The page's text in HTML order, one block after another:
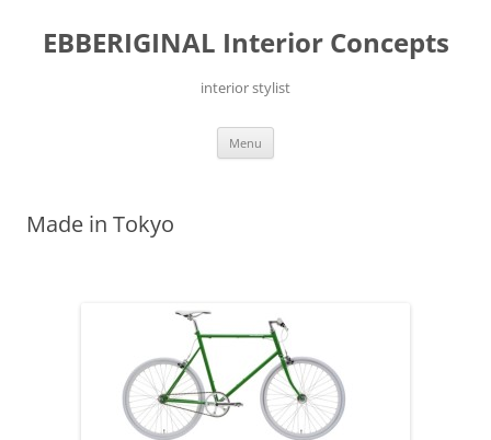
inhoud
EBBERIGINAL Interior Concepts
interior stylist
Menu
Made in Tokyo